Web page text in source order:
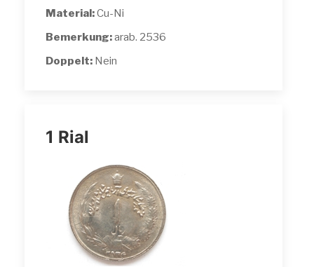
Material:Cu-Ni
Bemerkung:arab. 2536
Doppelt: Nein
1 Rial